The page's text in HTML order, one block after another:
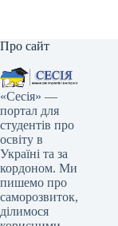
Про сайт
«Сесія» —
портал для
студентів про
освіту в
Україні та за
кордоном. Ми
пишемо про
саморозвиток,
ділимося